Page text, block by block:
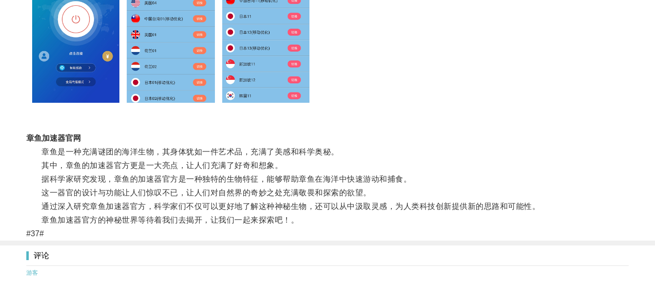
章鱼加速器官网
章鱼是一种充满谜团的海洋生物，其身体犹如一件艺术品，充满了美感和科学奥秘。
其中，章鱼的加速器官方更是一大亮点，让人们充满了好奇和想象。
据科学家研究发现，章鱼的加速器官方是一种独特的生物特征，能够帮助章鱼在海洋中快速游动和捕食。
这一器官的设计与功能让人们惊叹不已，让人们对自然界的奇妙之处充满敬畏和探索的欲望。
通过深入研究章鱼加速器官方，科学家们不仅可以更好地了解这种神秘生物，还可以从中汲取灵感，为人类科技创新提供新的思路和可能性。
章鱼加速器官方的神秘世界等待着我们去揭开，让我们一起来探索吧！。
#37#
评论
游客